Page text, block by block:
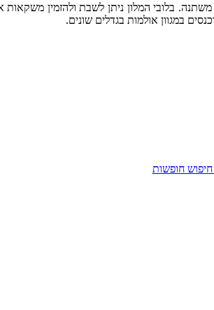
בלובי המלון ניתן לשבת ולהזמין משקאות
במגוון אולמות בגדלים שונים.